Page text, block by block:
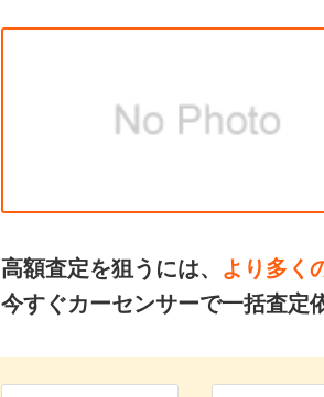
高額査定を狙うには、 より多く
今すぐカーセンサーで一括査定